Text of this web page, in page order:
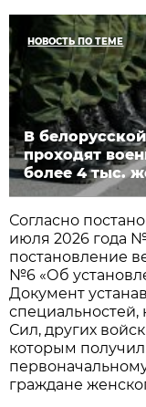
НОВОСТЬ ПО ТЕМЕ
В
проходят
более 4 тыс.
Согласно
июля 2026 года
постановление
№6 «Об
Документ
Сил, других
которым
граждане